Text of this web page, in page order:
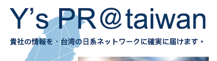
リサーチ
セミナー